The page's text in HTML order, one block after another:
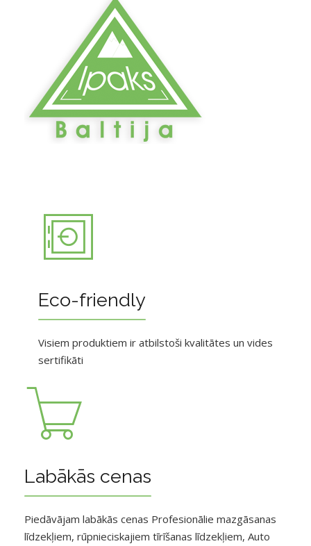
Eco-friendly
Visiem produktiem ir atbilstoši kvalitātes un vides
sertifikāti
Labākās cenas
Piedāvājam labākās cenas Profesionālie mazgāsanas
līdzekļiem, rūpnieciskajiem tīrīšanas līdzekļiem, Auto